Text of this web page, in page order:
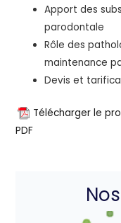
Apport des
parodontale
Rôle des
maintenance
Devis et
Télécharger le
PDF
Nos